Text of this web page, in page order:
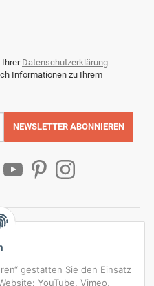
Ihrer Datenschutzerklärung
Informationen zu Ihrem
NEWSLETTER ABONNIEREN
gestatten Sie den Einsatz
YouTube, Vimeo,